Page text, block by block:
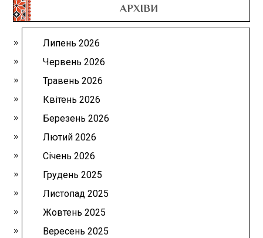
АРХІВИ
Липень 2026
Червень 2026
Травень 2026
Квітень 2026
Березень 2026
Лютий 2026
Січень 2026
Грудень 2025
Листопад 2025
Жовтень 2025
Вересень 2025